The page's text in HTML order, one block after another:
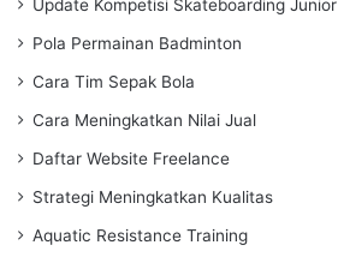
Update Kompetisi Skateboarding Junior
Pola Permainan Badminton
Cara Tim Sepak Bola
Cara Meningkatkan Nilai Jual
Daftar Website Freelance
Strategi Meningkatkan Kualitas
Aquatic Resistance Training